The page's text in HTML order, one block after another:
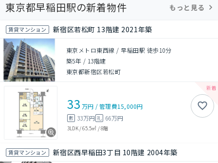
東京都早稲田駅の新着物件 もっと見る
賃貸マンション 新宿区若松町 13階建 2021年築
東京メトロ東西線 / 早稲田駅 徒歩10分
築5年 / 13階建
東京都新宿区若松町
33 万円 /管理費15,000円
敷 33万円 礼 66万円
3LDK/65.5㎡ /8階
賃貸マンション 新宿区西早稲田3丁目 10階建 2004年築